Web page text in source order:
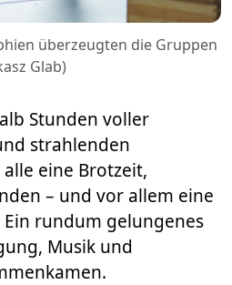
überzeugten die Gruppen
Glab)
Stunden voller
strahlenden
alle eine Brotzeit,
– und vor allem eine
rundum gelungenes
Musik und